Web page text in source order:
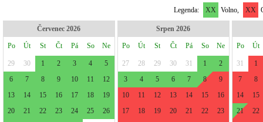
Legenda: XX Volno, XX
Červenec 2026
Po Út St Čt Pá So Ne
29 30 1 2 3 4
5
6
7 8 9 10 11
12
13
14 15 16 17 18
19
20
21 22 23 24 25
26
Srpen 2026
Po Út St Čt Pá So Ne
27 28 29 30 31 1
2
3
4 5 6 7 8
9
10
11 12 13 14 15
16
17
18 19 20 21 22
23
Po Út
31
1
7
8
14
15
21
22